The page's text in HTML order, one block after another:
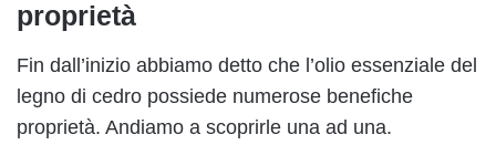
proprietà
Fin dall’inizio abbiamo detto che l’olio essenziale del
legno di cedro possiede numerose benefiche
proprietà. Andiamo a scoprirle una ad una.